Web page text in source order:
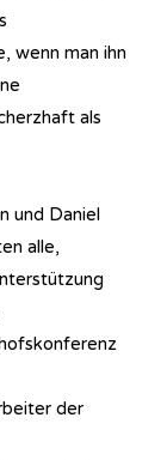
wenn man ihn
als
und Daniel
alle,
der